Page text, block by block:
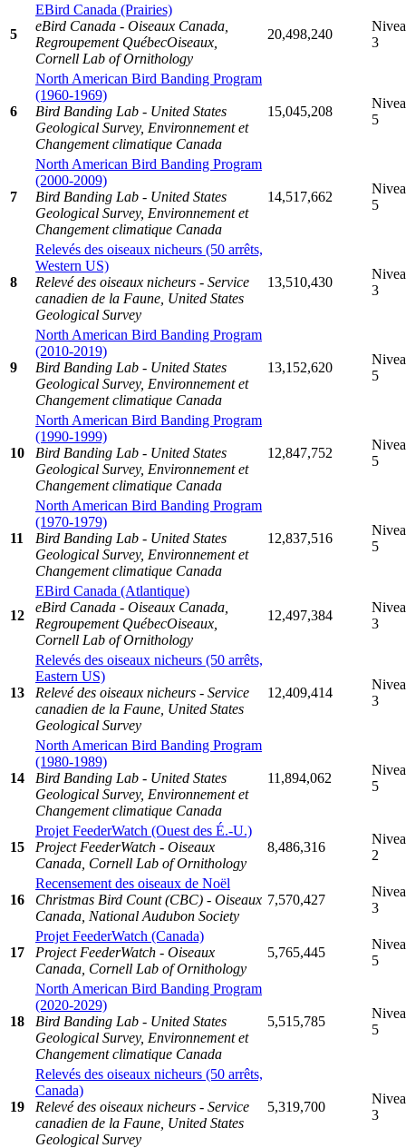
5
EBird Canada (Prairies)
eBird Canada - Oiseaux Canada,
Regroupement QuébecOiseaux,
Cornell Lab of Ornithology
20,498,240
3
6
North American Bird Banding Program
(1960-1969)
Bird Banding Lab - United States
Geological Survey, Environnement et
Changement climatique Canada
15,045,208
5
7
North American Bird Banding Program
(2000-2009)
Bird Banding Lab - United States
Geological Survey, Environnement et
Changement climatique Canada
14,517,662
5
8
Relevés des oiseaux nicheurs (50 arrêts,
Western US)
Relevé des oiseaux nicheurs - Service
canadien de la Faune, United States
Geological Survey
13,510,430
3
9
North American Bird Banding Program
(2010-2019)
Bird Banding Lab - United States
Geological Survey, Environnement et
Changement climatique Canada
13,152,620
5
10
North American Bird Banding Program
(1990-1999)
Bird Banding Lab - United States
Geological Survey, Environnement et
Changement climatique Canada
12,847,752
5
11
North American Bird Banding Program
(1970-1979)
Bird Banding Lab - United States
Geological Survey, Environnement et
Changement climatique Canada
12,837,516
5
12
EBird Canada (Atlantique)
eBird Canada - Oiseaux Canada,
Regroupement QuébecOiseaux,
Cornell Lab of Ornithology
12,497,384
3
13
Relevés des oiseaux nicheurs (50 arrêts,
Eastern US)
Relevé des oiseaux nicheurs - Service
canadien de la Faune, United States
Geological Survey
12,409,414
3
14
North American Bird Banding Program
(1980-1989)
Bird Banding Lab - United States
Geological Survey, Environnement et
Changement climatique Canada
11,894,062
5
15
Projet FeederWatch (Ouest des É.-U.)
Project FeederWatch - Oiseaux
Canada, Cornell Lab of Ornithology
8,486,316
2
16
Recensement des oiseaux de Noël
Christmas Bird Count (CBC) - Oiseaux
Canada, National Audubon Society
7,570,427
3
17
Projet FeederWatch (Canada)
Project FeederWatch - Oiseaux
Canada, Cornell Lab of Ornithology
5,765,445
5
18
North American Bird Banding Program
(2020-2029)
Bird Banding Lab - United States
Geological Survey, Environnement et
Changement climatique Canada
5,515,785
5
19
Relevés des oiseaux nicheurs (50 arrêts,
Canada)
Relevé des oiseaux nicheurs - Service
canadien de la Faune, United States
Geological Survey
5,319,700
3